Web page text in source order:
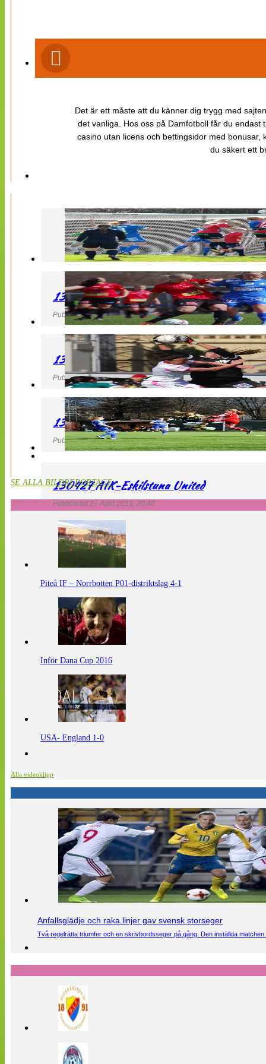
Det är ett måste att du känner dig trygg med
det vanliga. Hos oss på Damfotboll får du
casino utan licens och bettingsidor med
du säkert ett
130427 LB 07 – QBIK
Publicerad 27 April 2013, 22:40
130427 IF Limhamn Bunkeflo – QBIK
Publicerad 27 April 2013, 21:10
130427 LdB FC Malmö – Mallbackens IF
Publicerad 27 April 2013, 20:54
130427 AIK-Eskilstuna United
Publicerad 27 April 2013, 20:48
SE ALLA BILDREPORTAGE
Piteå IF – Norrbotten P01-distriktslag 4-1
Inför Dana Cup 2016
USA- England 1-0
Alla videoklipp
Anfallsglädje och raka linjer gav svensk storseger
Två regelrätta triumfer och en skrivbordsseger på gång. Den inställda